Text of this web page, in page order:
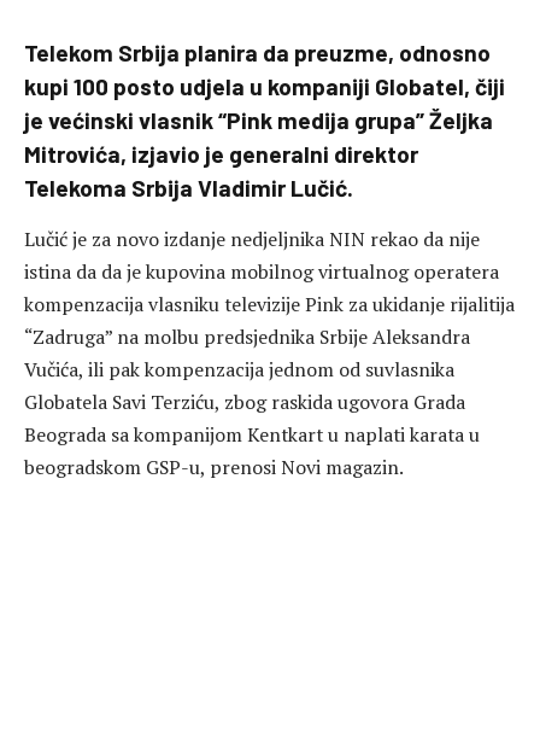
Telekom Srbija planira da preuzme, odnosno
kupi 100 posto udjela u kompaniji Globatel, čiji
je većinski vlasnik “Pink medija grupa” Željka
Mitrovića, izjavio je generalni direktor
Telekoma Srbija Vladimir Lučić.
Lučić je za novo izdanje nedjeljnika NIN rekao da nije
istina da da je kupovina mobilnog virtualnog operatera
kompenzacija vlasniku televizije Pink za ukidanje rijalitija
“Zadruga” na molbu predsjednika Srbije Aleksandra
Vučića, ili pak kompenzacija jednom od suvlasnika
Globatela Savi Terziću, zbog raskida ugovora Grada
Beograda sa kompanijom Kentkart u naplati karata u
beogradskom GSP-u, prenosi Novi magazin.